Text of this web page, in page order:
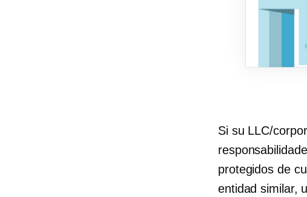
Si su LLC/
protegidos de
entidad similar,